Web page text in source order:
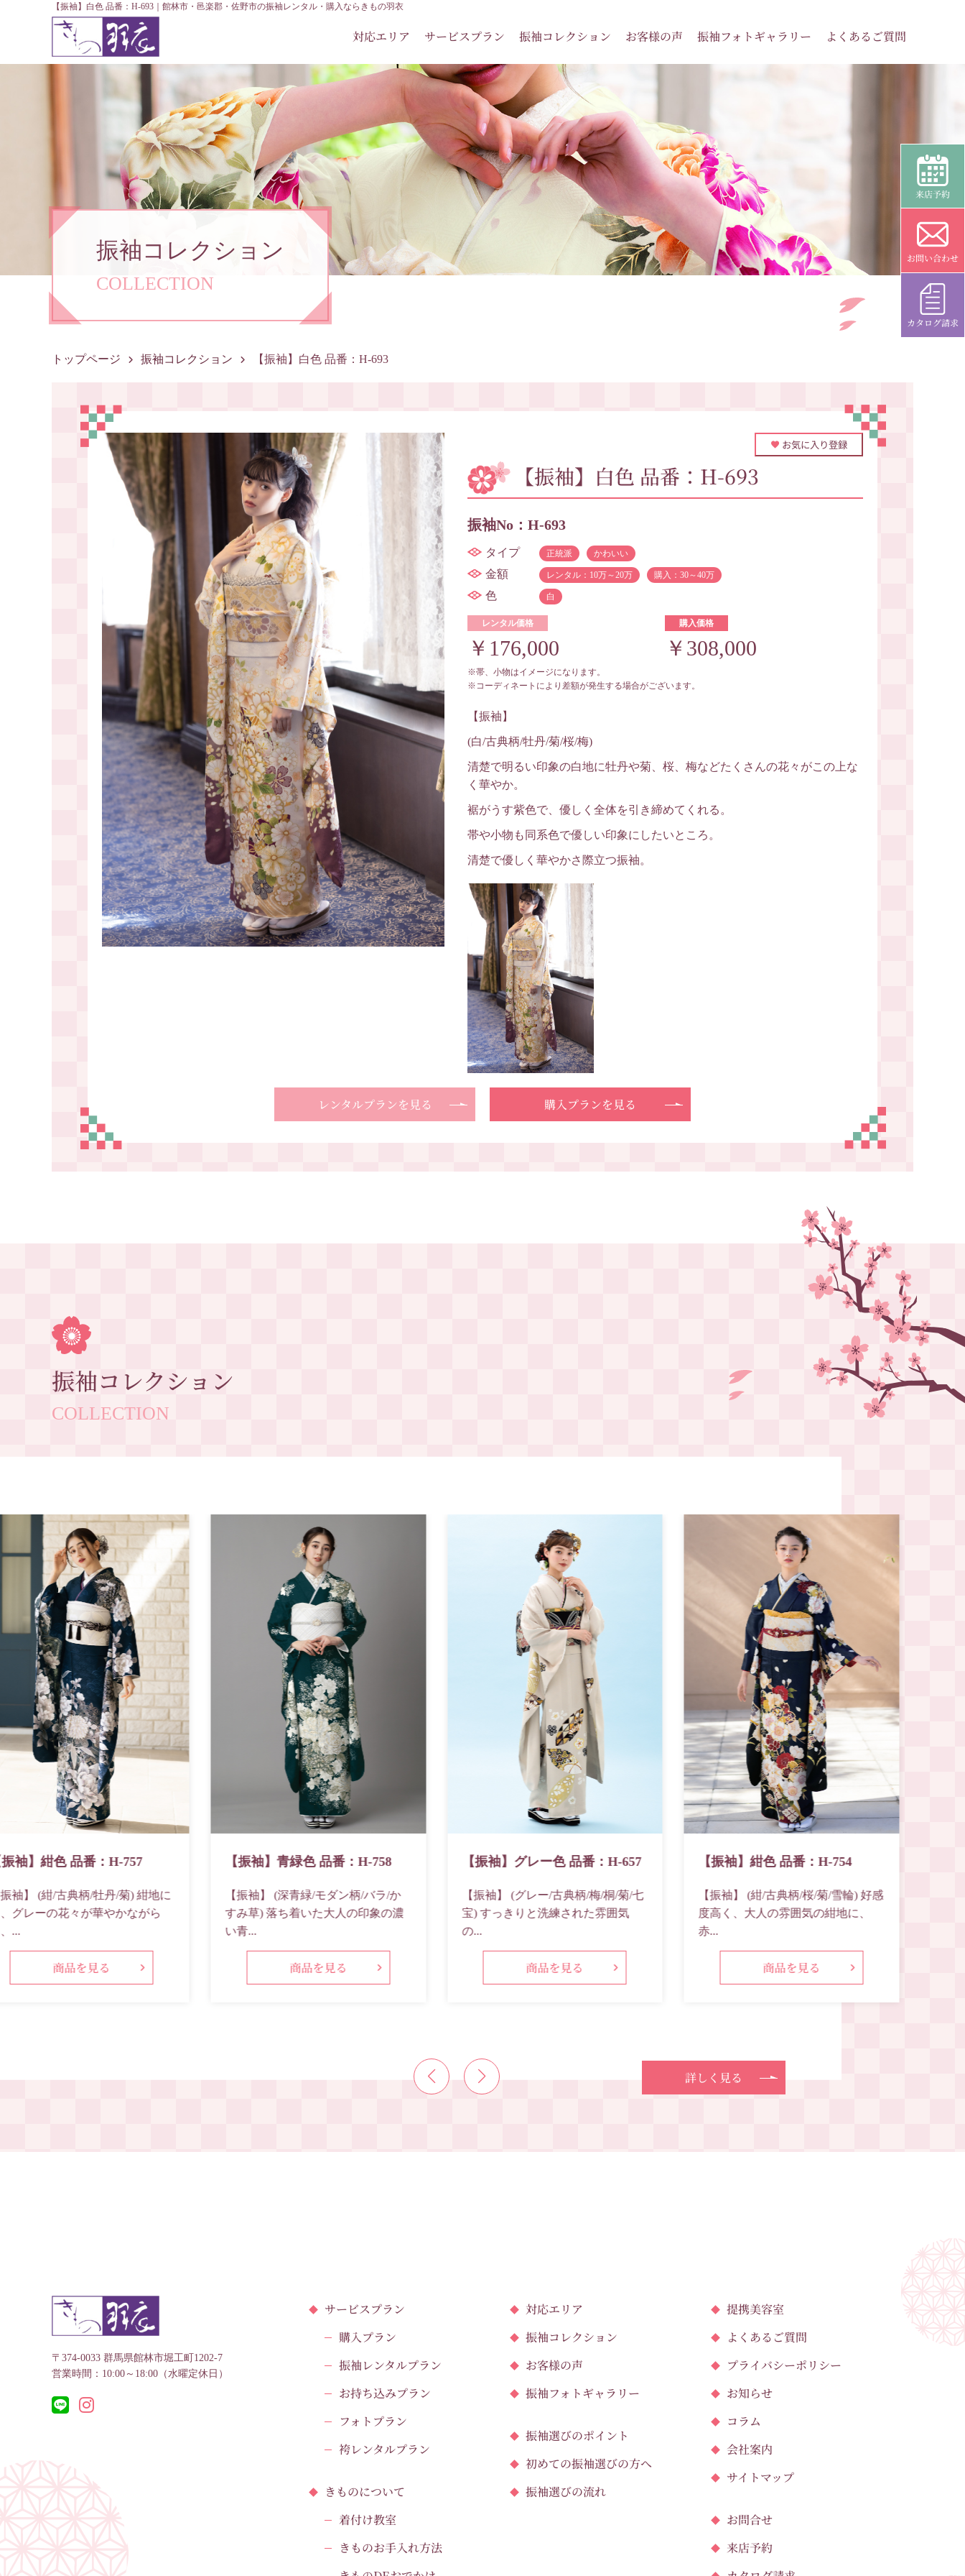
【振袖】白色 品番：H-693｜館林市・邑楽郡・佐野市の振袖レンタル・購入ならきもの羽衣
対応エリア サービスプラン 振袖コレクション お客様の声 振袖フォトギャラリー よくあるご質問
振袖コレクション
COLLECTION
トップページ 振袖コレクション 【振袖】白色 品番：H-693
【振袖】白色 品番：H-693
振袖No：H-693
タイプ 正統派 かわいい
金額 レンタル：10万～20万 購入：30～40万
色 白
レンタル価格
￥176,000
購入価格
￥308,000
※帯、小物はイメージになります。
※コーディネートにより差額が発生する場合がございます。
【振袖】
(白/古典柄/牡丹/菊/桜/梅)
清楚で明るい印象の白地に牡丹や菊、桜、梅などたくさんの花々がこの上な
く華やか。
裾がうす紫色で、優しく全体を引き締めてくれる。
帯や小物も同系色で優しい印象にしたいところ。
清楚で優しく華やかさ際立つ振袖。
お気に入り登録
レンタルプランを見る 購入プランを見る
振袖コレクション
COLLECTION
袖】紺色 品番：H-757
袖】 (紺/古典柄/牡丹/菊) 紺地に
グレーの花々が華やかながら
...
商品を見る
【振袖】青緑色 品番：H-758
【振袖】 (深青緑/モダン柄/バラ/か
すみ草) 落ち着いた大人の印象の濃
い青...
商品を見る
【振袖】グレー色 品番：H-657
【振袖】 (グレー/古典柄/梅/桐/菊/七
宝) すっきりと洗練された雰囲気
の...
商品を見る
【振袖】紺色 品番：H-754
【振袖】 (紺/古典柄/桜/菊/雪輪) 好感
度高く、大人の雰囲気の紺地に、
赤...
商品を見る
詳しく見る
〒374-0033 群馬県館林市堀工町1202-7
営業時間：10:00～18:00（水曜定休日）
サービスプラン
購入プラン
振袖レンタルプラン
お持ち込みプラン
フォトプラン
袴レンタルプラン
きものについて
着付け教室
きものお手入れ方法
対応エリア
振袖コレクション
お客様の声
振袖フォトギャラリー
振袖選びのポイント
初めての振袖選びの方へ
振袖選びの流れ
提携美容室
よくあるご質問
プライバシーポリシー
お知らせ
コラム
会社案内
サイトマップ
お問合せ
来店予約
来店予約
お問い合わせ
カタログ請求